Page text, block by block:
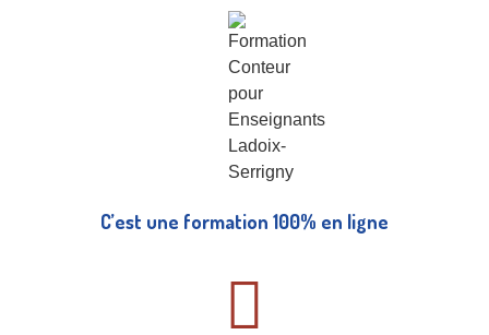
C’est une formation 100% en ligne